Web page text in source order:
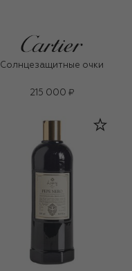
Солнцезащитные очки
215 000 ₽